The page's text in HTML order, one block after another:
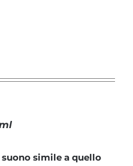
simile a quello